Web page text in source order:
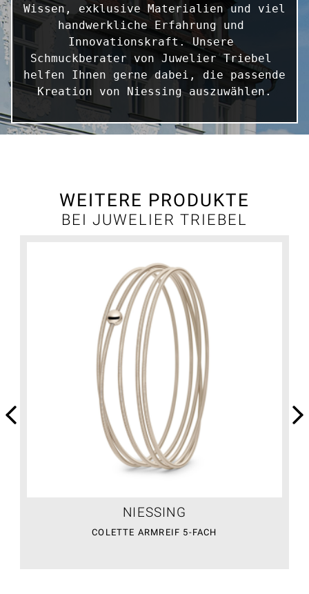
Wissen, exklusive Materialien und viel
handwerkliche Erfahrung und
Innovationskraft. Unsere
Schmuckberater von Juwelier Triebel
helfen Ihnen gerne dabei, die passende
Kreation von Niessing auszuwählen.
WEITERE PRODUKTE
BEI JUWELIER TRIEBEL
NIESSING
COLETTE ARMREIF 5-FACH